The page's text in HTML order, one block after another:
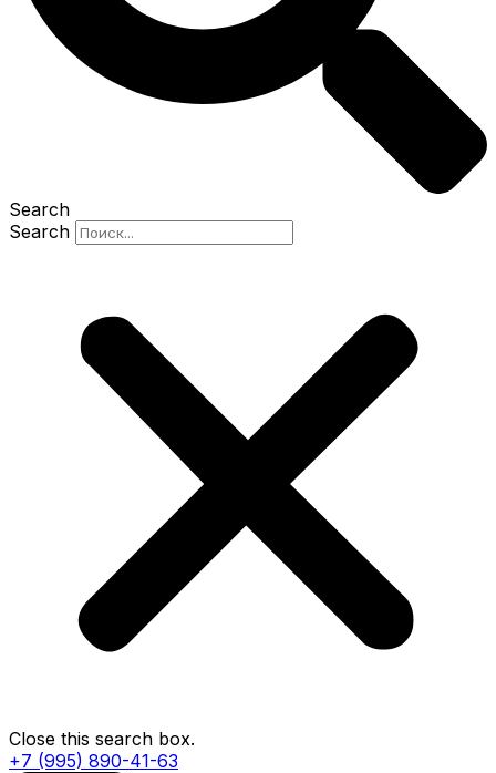
Search
Search
Close this search box.
+7 (995) 890-41-63